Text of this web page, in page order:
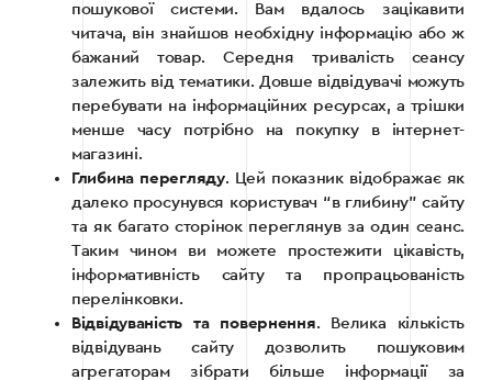
пошукової системи. Вам вдалось зацікавити
читача, він знайшов необхідну інформацію або ж
бажаний товар. Середня тривалість сеансу
залежить від тематики. Довше відвідувачі можуть
перебувати на інформаційних ресурсах, а трішки
менше часу потрібно на покупку в інтернет-
магазині.
Глибина перегляду. Цей показник відображає як
далеко просунувся користувач “в глибину” сайту
та як багато сторінок переглянув за один сеанс.
Таким чином ви можете простежити цікавість,
інформативність сайту та пропрацьованість
перелінковки.
Відвідуваність та повернення. Велика кількість
відвідувань сайту дозволить пошуковим
агрегаторам зібрати більше інформації за